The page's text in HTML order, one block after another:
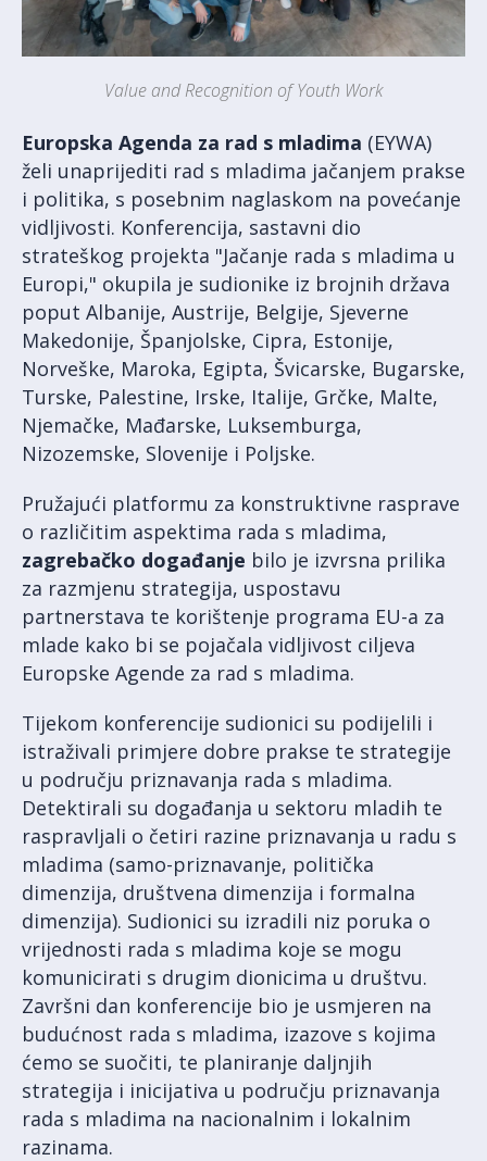
Value and Recognition of Youth Work
Europska Agenda za rad s mladima (EYWA)
želi unaprijediti rad s mladima jačanjem prakse
i politika, s posebnim naglaskom na povećanje
vidljivosti. Konferencija, sastavni dio
strateškog projekta "Jačanje rada s mladima u
Europi," okupila je sudionike iz brojnih država
poput Albanije, Austrije, Belgije, Sjeverne
Makedonije, Španjolske, Cipra, Estonije,
Norveške, Maroka, Egipta, Švicarske, Bugarske,
Turske, Palestine, Irske, Italije, Grčke, Malte,
Njemačke, Mađarske, Luksemburga,
Nizozemske, Slovenije i Poljske.
Pružajući platformu za konstruktivne rasprave
o različitim aspektima rada s mladima,
zagrebačko događanje bilo je izvrsna prilika
za razmjenu strategija, uspostavu
partnerstava te korištenje programa EU-a za
mlade kako bi se pojačala vidljivost ciljeva
Europske Agende za rad s mladima.
Tijekom konferencije sudionici su podijelili i
istraživali primjere dobre prakse te strategije
u području priznavanja rada s mladima.
Detektirali su događanja u sektoru mladih te
raspravljali o četiri razine priznavanja u radu s
mladima (samo-priznavanje, politička
dimenzija, društvena dimenzija i formalna
dimenzija). Sudionici su izradili niz poruka o
vrijednosti rada s mladima koje se mogu
komunicirati s drugim dionicima u društvu.
Završni dan konferencije bio je usmjeren na
budućnost rada s mladima, izazove s kojima
ćemo se suočiti, te planiranje daljnjih
strategija i inicijativa u području priznavanja
rada s mladima na nacionalnim i lokalnim
razinama.